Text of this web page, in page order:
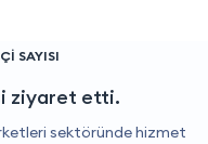
SAYISI
ziyaret etti.
sektöründe hizmet